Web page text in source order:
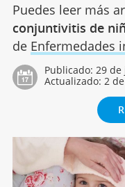
Puedes leer más
conjuntivitis de
de Enfermedades
Publicado: 29 de
Actualizado: 2